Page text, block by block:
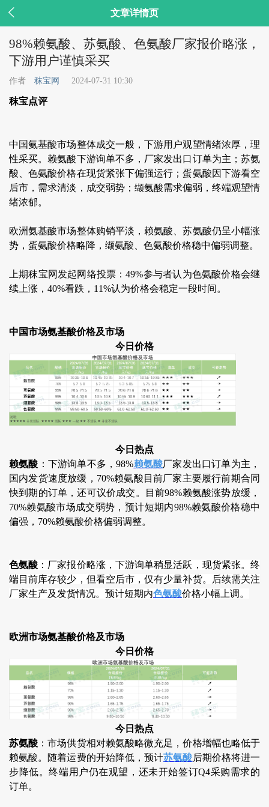
 文章详情页
98%赖氨酸、苏氨酸、色氨酸厂家报价略涨，
下游用户谨慎采买
作者 秣宝网 2024-07-31 10:30
秣宝点评
中国氨基酸市场整体成交一般，下游用户观望情绪浓厚，理
性采买。赖氨酸下游询单不多，厂家发出口订单为主；苏氨
酸、色氨酸价格在现货紧张下偏强运行；蛋氨酸因下游看空
后市，需求清淡，成交弱势；缬氨酸需求偏弱，终端观望情
绪浓郁。
欧洲氨基酸市场整体购销平淡，赖氨酸、苏氨酸仍呈小幅涨
势，蛋氨酸价格略降，缬氨酸、色氨酸价格稳中偏弱调整。
上期秣宝网发起网络投票：49%参与者认为色氨酸价格会继
续上涨，40%看跌，11%认为价格会稳定一段时间。
中国市场氨基酸价格及市场
今日价格
今日热点
赖氨酸 ：下游询单不多，98%赖氨酸厂家发出口订单为主，
国内发货速度放缓，70%赖氨酸目前厂家主要履行前期合同
快到期的订单，还可议价成交。目前98%赖氨酸涨势放缓，
70%赖氨酸市场成交弱势，预计短期内98%赖氨酸价格稳中
偏强，70%赖氨酸价格偏弱调整。
色氨酸 ：厂家报价略涨，下游询单稍显活跃，现货紧张。终
端目前库存较少，但看空后市，仅有少量补货。后续需关注
厂家生产及发货情况。预计短期内色氨酸价格小幅上调。
欧洲市场氨基酸价格及市场
今日价格
今日热点
苏氨酸 ：市场供货相对赖氨酸略微充足，价格增幅也略低于
赖氨酸。随着运费的开始降低，预计苏氨酸后期价格将进一
步降低。终端用户仍在观望，还未开始签订Q4采购需求的
订单。